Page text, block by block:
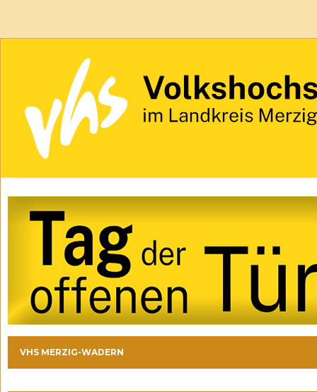
VHS MERZIG-WADERN